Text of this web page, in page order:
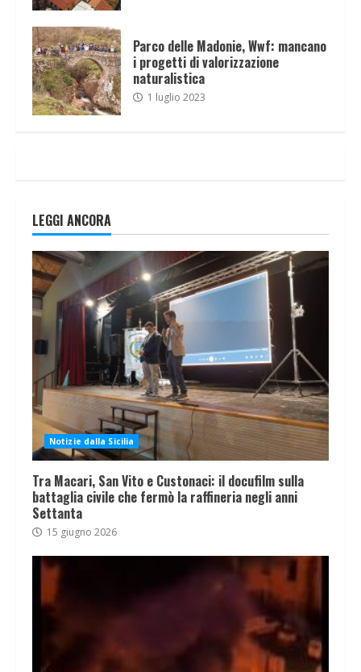
Parco delle Madonie, Wwf: mancano
i progetti di valorizzazione
naturalistica
1 luglio 2023
LEGGI ANCORA
Notizie dalla Sicilia
Tra Macari, San Vito e Custonaci: il docufilm sulla
battaglia civile che fermò la raffineria negli anni
Settanta
15 giugno 2026